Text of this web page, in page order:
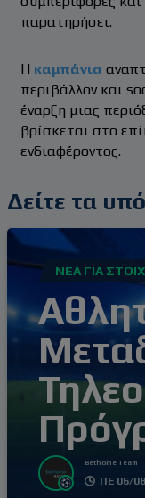
παρατηρήσει.
Η καμπάνια
περιβάλλον και
έναρξη μιας
βρίσκεται στο
ενδιαφέροντος.
Δείτε τα
ΝΈΑ ΓΙΑ
Bethome Team
ΠΕ 06/08